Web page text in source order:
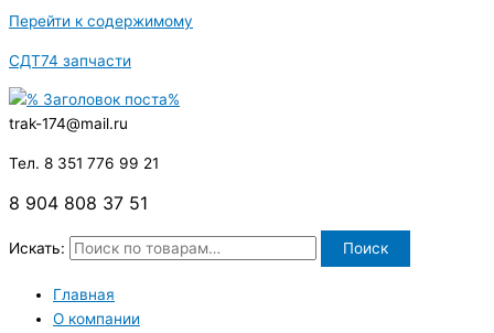
Перейти к содержимому
СДТ74 запчасти
trak-174@mail.ru
Тел. 8 351 776 99 21
8 904 808 37 51
Искать: Поиск
Главная
О компании